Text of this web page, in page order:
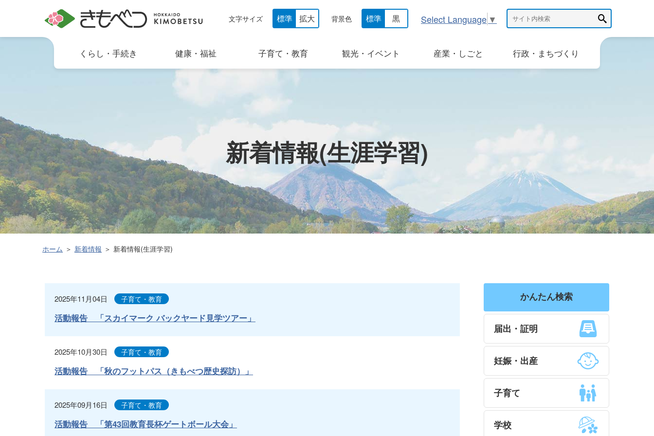
くらし・手続き 健康・福祉 子育て・教育 観光・イベント 産業・しごと 行政・まちづくり
文字サイズ 標準 拡大 背景色 標準 黒 Select Language ▼
新着情報(生涯学習)
ホーム 新着情報 新着情報(生涯学習)
2025年11月04日 子育て・教育
活動報告 「スカイマーク バックヤード見学ツアー」
2025年10月30日 子育て・教育
活動報告 「秋のフットパス（きもべつ歴史探訪）」
2025年09月16日 子育て・教育
活動報告 「第43回教育長杯ゲートボール大会」
かんたん検索
届出・証明
妊娠・出産
子育て
学校